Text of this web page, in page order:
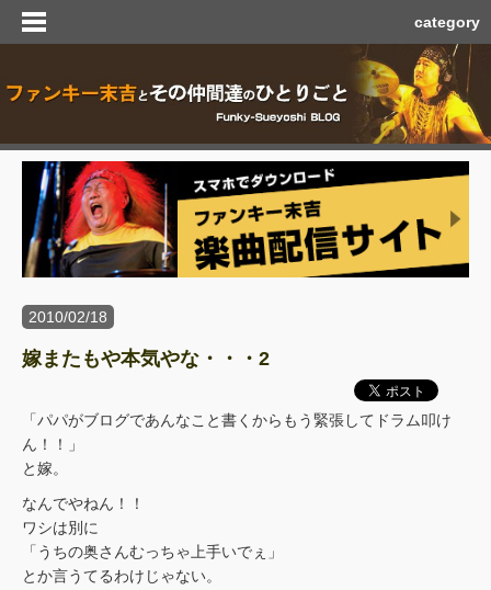
category
2010/02/18
嫁またもや本気やな・・・2
「パパがブログであんなこと書くからもう緊張してドラム叩け
ん！！」
と嫁。
なんでやねん！！
ワシは別に
「うちの奥さんむっちゃ上手いでぇ」
とか言うてるわけじゃない。